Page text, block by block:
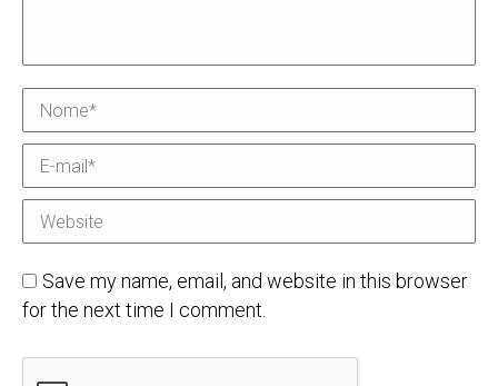
Nome *
E-mail *
Website
Save my name, email, and website in this browser
for the next time I comment.